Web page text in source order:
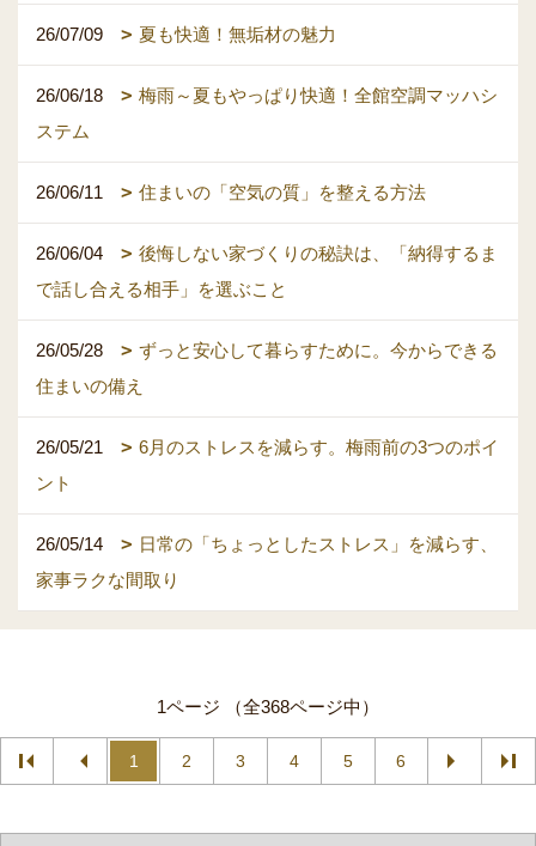
26/07/09 夏も快適！無垢材の魅力
26/06/18
梅雨～夏もやっぱり快適！全館空調マッハシ
ステム
26/06/11 住まいの「空気の質」を整える方法
26/06/04
後悔しない家づくりの秘訣は、「納得するま
で話し合える相手」を選ぶこと
26/05/28
ずっと安心して暮らすために。今からできる
住まいの備え
26/05/21
6月のストレスを減らす。梅雨前の3つのポイ
ント
26/05/14
日常の「ちょっとしたストレス」を減らす、
家事ラクな間取り
1ページ （全368ページ中）
1 2 3 4 5 6